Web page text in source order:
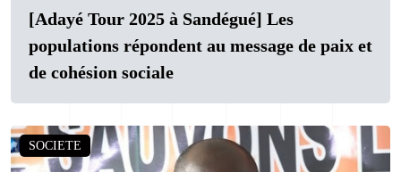
[Adayé Tour 2025 à Sandégué] Les
populations répondent au message de paix et
de cohésion sociale
SOCIETE